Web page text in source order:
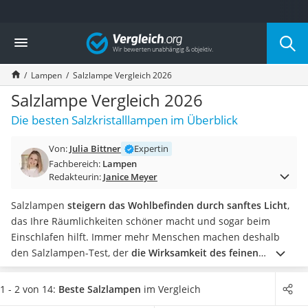
Die beliebtesten Vergleiche nach Kategorie
Wohnen
Matratzen-Topper
Matratzen
Konferenzlautsprecher
Tageslichtlampe
Badlüfter
Bürohocker
Außenleuchte mit Kamera
Akku-Tischlampe
Konferenzmikrofon
Klappmatratze
Duschkopf mit Kalkfilter
Aktenvernichter Sicherheitsstufe 4
Bettgitter
Vergleich
Lampen Salzlampe Vergleich 2026
Salzlampe Vergleich 2026
Die besten Salzkristalllampen im Überblick
Von: Julia Bittner
Expertin
Fachbereich: Lampen
Redakteurin: Janice Meyer
Salzlampen steigern das Wohlbefinden durch sanftes Licht,
das Ihre Räumlichkeiten schöner macht und sogar beim
Einschlafen hilft. Immer mehr Menschen machen deshalb
den Salzlampen-Test, der die Wirksamkeit des feinen
Salzkristalls zeigt.Vonbesonders großen Salzkristalllampen
bis zu multifunktionalen Lichtern– wir stellen Ihnen die
1 - 2 von 14: Beste Salzlampen im Vergleich